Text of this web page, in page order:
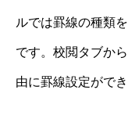
ルでは罫線の種類
です。校閲タブか
由に罫線設定がで